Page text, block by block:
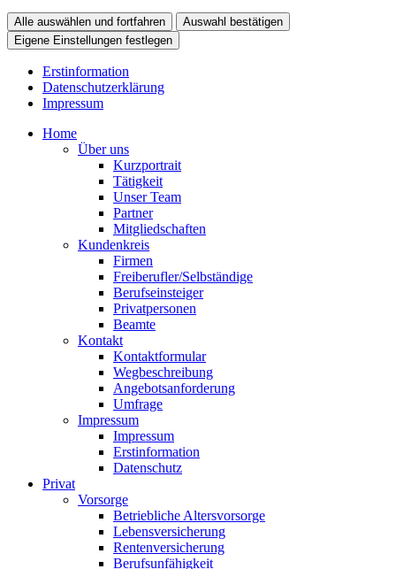
Alle auswählen und fortfahren
Auswahl bestätigen
Eigene Einstellungen festlegen
Erstinformation
Datenschutzerklärung
Impressum
Home
Über uns
Kurzportrait
Tätigkeit
Unser Team
Partner
Mitgliedschaften
Kundenkreis
Firmen
Freiberufler/Selbständige
Berufseinsteiger
Privatpersonen
Beamte
Kontakt
Kontaktformular
Wegbeschreibung
Angebotsanforderung
Umfrage
Impressum
Impressum
Erstinformation
Datenschutz
Privat
Vorsorge
Betriebliche Altersvorsorge
Lebensversicherung
Rentenversicherung
Berufsunfähigkeit